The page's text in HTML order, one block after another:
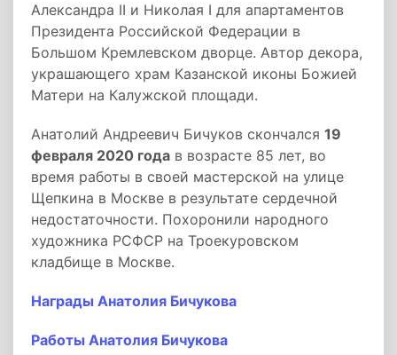
Александра II и Николая I для апартаментов
Президента Российской Федерации в
Большом Кремлевском дворце. Автор декора,
украшающего храм Казанской иконы Божией
Матери на Калужской площади.
Анатолий Андреевич Бичуков скончался 19
февраля 2020 года в возрасте 85 лет, во
время работы в своей мастерской на улице
Щепкина в Москве в результате сердечной
недостаточности. Похоронили народного
художника РСФСР на Троекуровском
кладбище в Москве.
Награды Анатолия Бичукова
Работы Анатолия Бичукова